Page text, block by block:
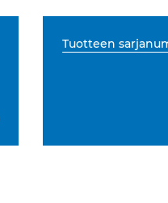
Tuotteen